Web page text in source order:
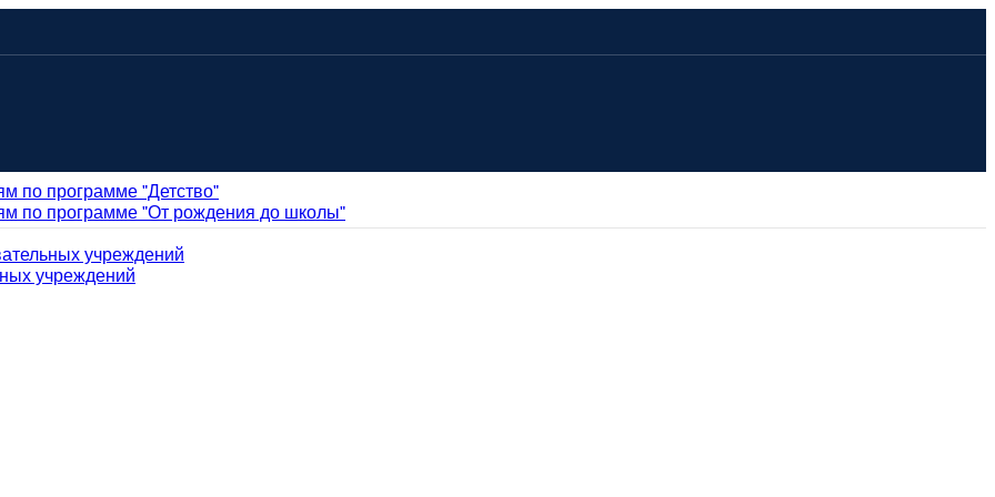
по программе "Детство"
по программе "От рождения до школы"
учреждений
учреждений